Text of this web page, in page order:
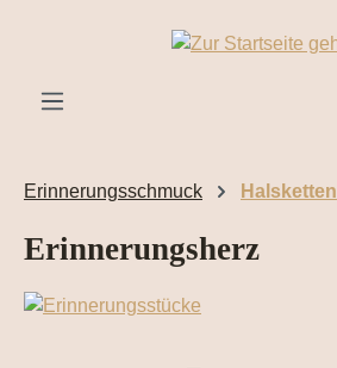
Zum Hauptinhalt springen
Erinnerungsschmuck Halsketten
Erinnerungsherz